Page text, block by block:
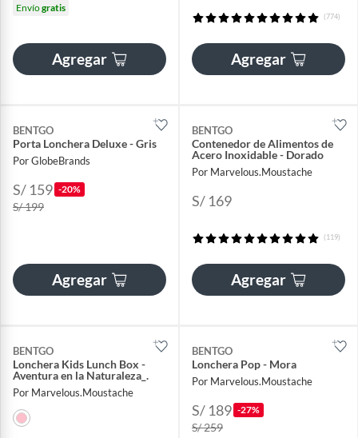
Envíogratis
Agregar
(774)
Agregar
BENTGO
Porta Lonchera Deluxe - Gris
Por GlobeBrands
S/ 159 -20%
S/ 199
Agregar
BENTGO
Contenedor de Alimentos de
Acero Inoxidable - Dorado
Por Marvelous.Moustache
S/ 169
(119)
Agregar
BENTGO
Lonchera Kids Lunch Box -
Aventura en la Naturaleza_.
Por Marvelous.Moustache
BENTGO
Lonchera Pop - Mora
Por Marvelous.Moustache
S/ 189 -27%
S/ 259